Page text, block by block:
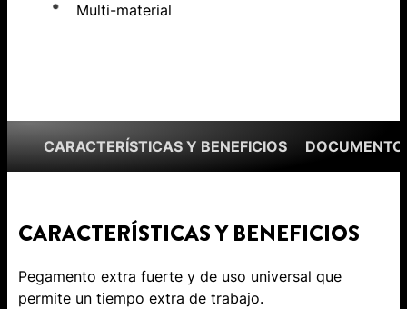
Multi-material
CARACTERÍSTICAS Y BENEFICIOS
CARACTERÍSTICAS Y BENEFICIOS
Pegamento extra fuerte y de uso universal que
permite un tiempo extra de trabajo.